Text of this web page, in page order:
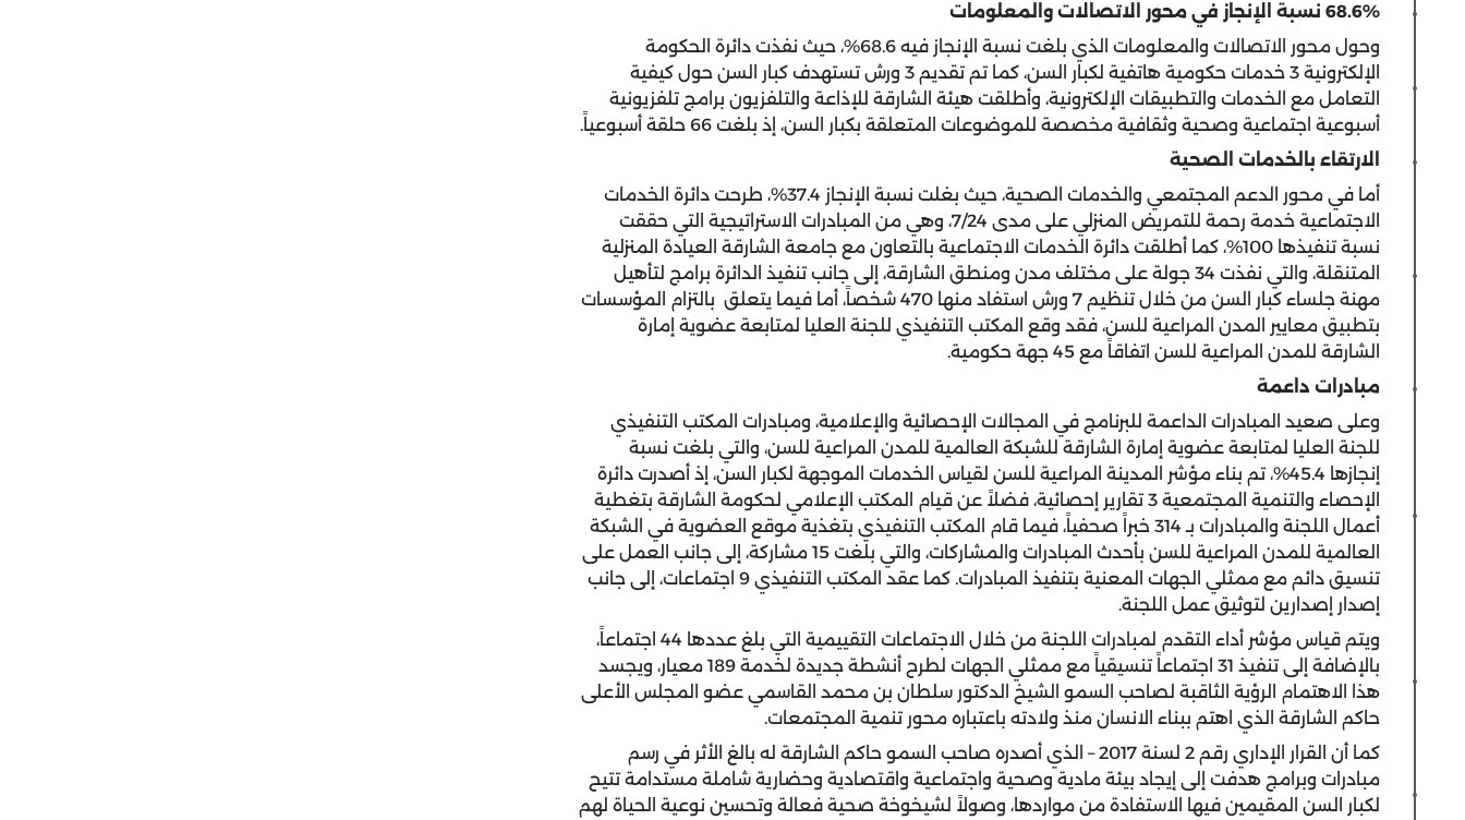
68.6% نسبة الإنجاز في محور الاتصالات والمعلومات
وحول محور الاتصالات والمعلومات الذي بلغت نسبة الإنجاز فيه 68.6%، حيث نفذت دائرة الحكومة
الإلكترونية 3 خدمات حكومية هاتفية لكبار السن، كما تم تقديم 3 ورش تستهدف كبار السن حول كيفية
التعامل مع الخدمات والتطبيقات الإلكترونية، وأطلقت هيئة الشارقة للإذاعة والتلفزيون برامج تلفزيونية
أسبوعية اجتماعية وصحية وثقافية مخصصة للموضوعات المتعلقة بكبار السن، إذ بلغت 66 حلقة أسبوعياً.
الارتقاء بالخدمات الصحية
أما في محور الدعم المجتمعي والخدمات الصحية، حيث بغلت نسبة الإنجاز 37.4%، طرحت دائرة الخدمات
الاجتماعية خدمة رحمة للتمريض المنزلي على مدى 24/‏7، وهي من المبادرات الاستراتيجية التي حققت
نسبة تنفيذها 100%، كما أطلقت دائرة الخدمات الاجتماعية بالتعاون مع جامعة الشارقة العيادة المنزلية
المتنقلة، والتي نفذت 34 جولة على مختلف مدن ومنطق الشارقة، إلى جانب تنفيذ الدائرة برامج لتأهيل
مهنة جلساء كبار السن من خلال تنظيم 7 ورش استفاد منها 470 شخصاً، أما فيما يتعلق بالتزام المؤسسات
بتطبيق معايير المدن المراعية للسن، فقد وقع المكتب التنفيذي للجنة العليا لمتابعة عضوية إمارة
الشارقة للمدن المراعية للسن اتفاقاً مع 45 جهة حكومية.
مبادرات داعمة
وعلى صعيد المبادرات الداعمة للبرنامج في المجالات الإحصائية والإعلامية، ومبادرات المكتب التنفيذي
للجنة العليا لمتابعة عضوية إمارة الشارقة للشبكة العالمية للمدن المراعية للسن، والتي بلغت نسبة
إنجازها 45.4%، تم بناء مؤشر المدينة المراعية للسن لقياس الخدمات الموجهة لكبار السن، إذ أصدرت دائرة
الإحصاء والتنمية المجتمعية 3 تقارير إحصائية، فضلاً عن قيام المكتب الإعلامي لحكومة الشارقة بتغطية
أعمال اللجنة والمبادرات بـ 314 خبراً صحفياً، فيما قام المكتب التنفيذي بتغذية موقع العضوية في الشبكة
العالمية للمدن المراعية للسن بأحدث المبادرات والمشاركات، والتي بلغت 15 مشاركة، إلى جانب العمل على
تنسيق دائم مع ممثلي الجهات المعنية بتنفيذ المبادرات. كما عقد المكتب التنفيذي 9 اجتماعات، إلى جانب
إصدار إصدارين لتوثيق عمل اللجنة.
ويتم قياس مؤشر أداء التقدم لمبادرات اللجنة من خلال الاجتماعات التقييمية التي بلغ عددها 44 اجتماعاً،
بالإضافة إلى تنفيذ 31 اجتماعاً تنسيقياً مع ممثلي الجهات لطرح أنشطة جديدة لخدمة 189 معيار، ويجسد
هذا الاهتمام الرؤية الثاقبة لصاحب السمو الشيخ الدكتور سلطان بن محمد القاسمي عضو المجلس الأعلى
حاكم الشارقة الذي اهتم ببناء الانسان منذ ولادته باعتباره محور تنمية المجتمعات.
كما أن القرار الإداري رقم 2 لسنة 2017 – الذي أصدره صاحب السمو حاكم الشارقة له بالغ الأثر في رسم
مبادرات وبرامج هدفت إلى إيجاد بيئة مادية وصحية واجتماعية واقتصادية وحضارية شاملة مستدامة تتيح
لكبار السن المقيمين فيها الاستفادة من مواردها، وصولاً لشيخوخة صحية فعالة وتحسين نوعية الحياة لهم